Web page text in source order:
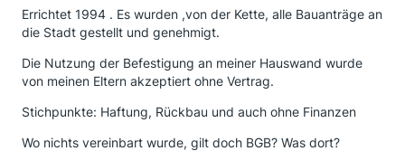
Errichtet 1994 . Es wurden ,von der Kette, alle Bauanträge an
die Stadt gestellt und genehmigt.
Die Nutzung der Befestigung an meiner Hauswand wurde
von meinen Eltern akzeptiert ohne Vertrag.
Stichpunkte: Haftung, Rückbau und auch ohne Finanzen
Wo nichts vereinbart wurde, gilt doch BGB? Was dort?